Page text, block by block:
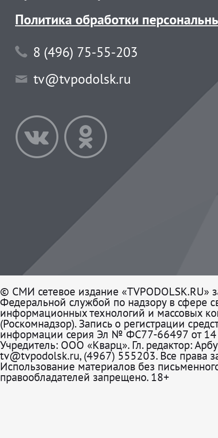
Политика обработки
8 (496) 75-55-203
tv@tvpodolsk.ru
© СМИ сетевое издание «TVPODOLSK.RU»
Федеральной службой по надзору в сфере
информационных технологий и массовых
(Роскомнадзор). Запись о регистрации
информации серия Эл № ФС77-66497 от 14
Учредитель: ООО «Кварц». Гл. редактор:
tv@tvpodolsk.ru, (4967) 555203. Все права
Использование материалов без
правообладателей запрещено. 18+